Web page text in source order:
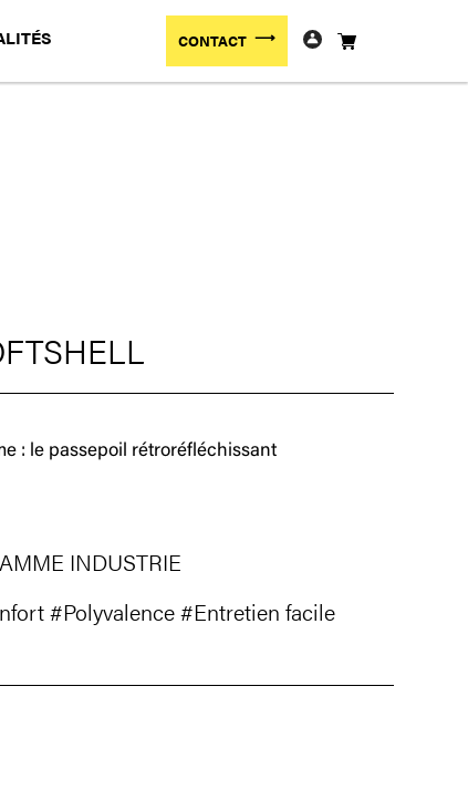
CONTACT
: le passepoil rétroréfléchissant
INDUSTRIE
#Polyvalence#Entretien facile